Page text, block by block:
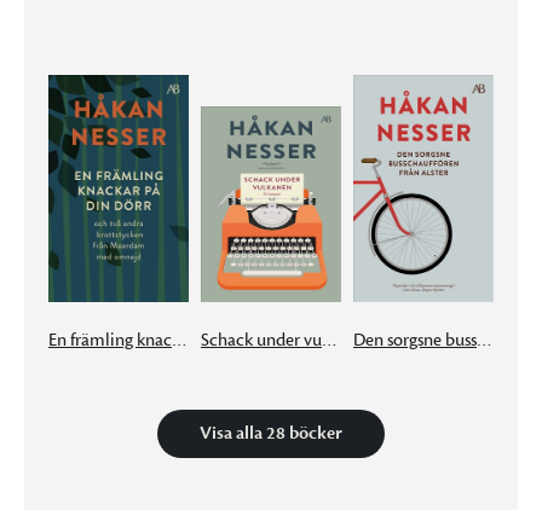
En främling knackar på din dörr Schack under vulkanen Den sorgsne busschauffören från Alster
Visa alla 28 böcker